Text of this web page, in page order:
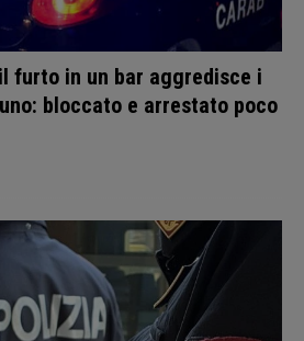
furto in un bar aggredisce i
bloccato e arrestato poco